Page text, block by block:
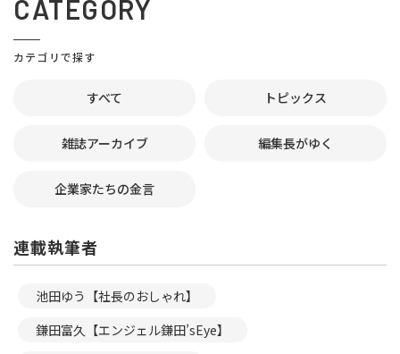
CATEGORY
カテゴリで探す
すべて トピックス
雑誌アーカイブ 編集長がゆく
企業家たちの金言
連載執筆者
池田ゆう【社長のおしゃれ】
鎌田富久【エンジェル鎌田’sEye】